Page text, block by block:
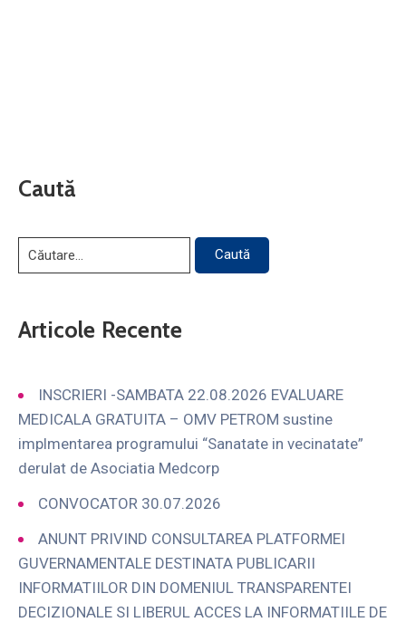
Caută
Articole Recente
INSCRIERI -SAMBATA 22.08.2026 EVALUARE
MEDICALA GRATUITA – OMV PETROM sustine
implmentarea programului “Sanatate in vecinatate”
derulat de Asociatia Medcorp
CONVOCATOR 30.07.2026
ANUNT PRIVIND CONSULTAREA PLATFORMEI
GUVERNAMENTALE DESTINATA PUBLICARII
INFORMATIILOR DIN DOMENIUL TRANSPARENTEI
DECIZIONALE SI LIBERUL ACCES LA INFORMATIILE DE